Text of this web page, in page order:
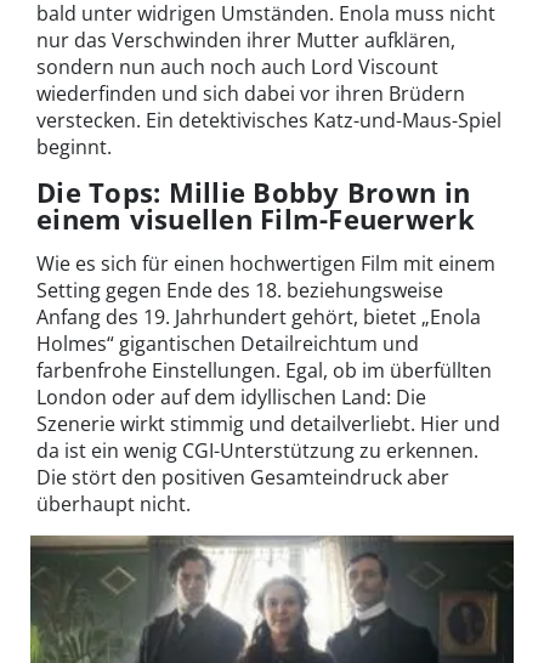
bald unter widrigen Umständen. Enola muss nicht
nur das Verschwinden ihrer Mutter aufklären,
sondern nun auch noch auch Lord Viscount
wiederfinden und sich dabei vor ihren Brüdern
verstecken. Ein detektivisches Katz-und-Maus-Spiel
beginnt.
Die Tops: Millie Bobby Brown in
einem visuellen Film-Feuerwerk
Wie es sich für einen hochwertigen Film mit einem
Setting gegen Ende des 18. beziehungsweise
Anfang des 19. Jahrhundert gehört, bietet „Enola
Holmes“ gigantischen Detailreichtum und
farbenfrohe Einstellungen. Egal, ob im überfüllten
London oder auf dem idyllischen Land: Die
Szenerie wirkt stimmig und detailverliebt. Hier und
da ist ein wenig CGI-Unterstützung zu erkennen.
Die stört den positiven Gesamteindruck aber
überhaupt nicht.